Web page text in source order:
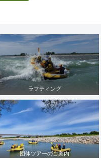
ラフティング
団体ツアーのご案内